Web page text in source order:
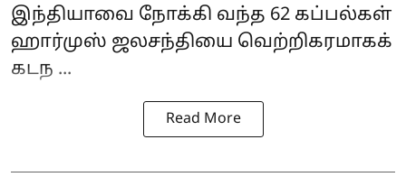
இந்தியாவை நோக்கி வந்த 62 கப்பல்கள்
ஹார்முஸ் ஜலசந்தியை வெற்றிகரமாகக்
கடந ...
Read More